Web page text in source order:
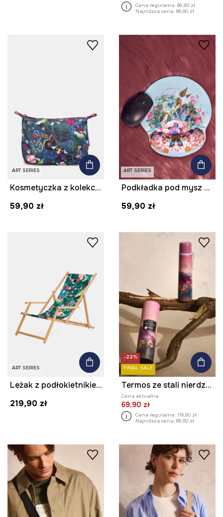
Cena regularna: 89,90 zł
Najniższa cena: 89,90 zł
ART SERIES
Kosmetyczka z kolekcji Kit Mizeres x Medicine
59,90 zł
ART SERIES
Podkładka pod mysz z kolekcji Kit Mizeres x Medicine
59,90 zł
ART SERIES
Leżak z podłokietnikiem z drewna bukowego z kolekcji Kit Mizeres x Medicine
219,90 zł
-22%
FINAL SALE
Termos ze stali nierdzewnej z kolekcji Bieszczadzki Park Narodowy x Medicine
Cena aktualna:
69,90 zł
Cena regularna: 119,90 zł
Najniższa cena: 89,90 zł